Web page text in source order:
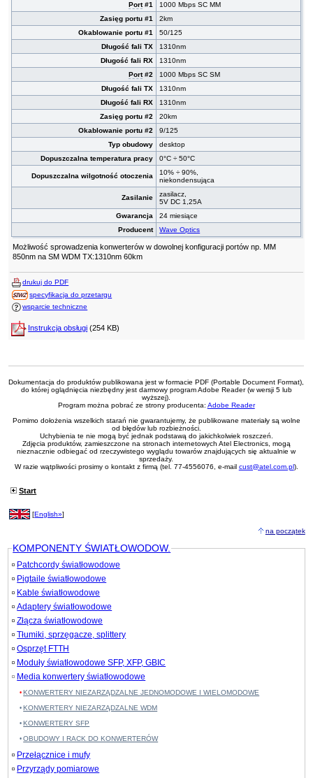
Port#1
1000 Mbps SC MM
Zasięg portu #1
2km
Okablowanie portu #1
50/125
Długość fali TX
1310nm
Długość fali RX
1310nm
Port#2
1000 Mbps SC SM
Długość fali TX
1310nm
Długość fali RX
1310nm
Zasięg portu #2
20km
Okablowanie portu #2
9/125
Typ obudowy
desktop
Dopuszczalna temperatura pracy
0°C ÷ 50°C
Dopuszczalna wilgotność otoczenia
10% ÷ 90%,
niekondensująca
Zasilanie
zasilacz,
5V DC 1,25A
Gwarancja
24 miesiące
Producent
Wave Optics
Możliwość sprowadzenia konwerterów w dowolnej konfiguracji portów np. MM
850nm na SM WDM TX:1310nm 60km
drukuj do PDF
specyfikacja do przetargu
wsparcie techniczne
Instrukcja obsługi (254 KB)
Dokumentacja do produktów publikowana jest w formacie PDF (Portable Document Format),
do której oglądnięcia niezbędny jest darmowy program Adobe Reader (w wersji 5 lub
wyższej).
Program można pobrać ze strony producenta: Adobe Reader
Pomimo dołożenia wszelkich starań nie gwarantujemy, że publikowane materiały są wolne
od błędów lub rozbieżności.
Uchybienia te nie mogą być jednak podstawą do jakichkolwiek roszczeń.
Zdjęcia produktów, zamieszczone na stronach internetowych Atel Electronics, mogą
nieznacznie odbiegać od rzeczywistego wyglądu towarów znajdujących się aktualnie w
sprzedaży.
W razie wątpliwości prosimy o kontakt z firmą (tel. 77-4556076, e-mail cust@atel.com.pl).
Start
[English»]
na początek
KOMPONENTY ŚWIATŁOWODOW.
Patchcordy światłowodowe
Pigtaile światłowodowe
Kable światłowodowe
Adaptery światłowodowe
Złącza światłowodowe
Tłumiki, sprzęgacze, splittery
Osprzęt FTTH
Moduły światłowodowe SFP, XFP, GBIC
Media konwertery światłowodowe
KONWERTERY NIEZARZĄDZALNE JEDNOMODOWE I WIELOMODOWE
KONWERTERY NIEZARZĄDZALNE WDM
KONWERTERY SFP
OBUDOWY I RACK DO KONWERTERÓW
Przełącznice i mufy
Przyrządy pomiarowe